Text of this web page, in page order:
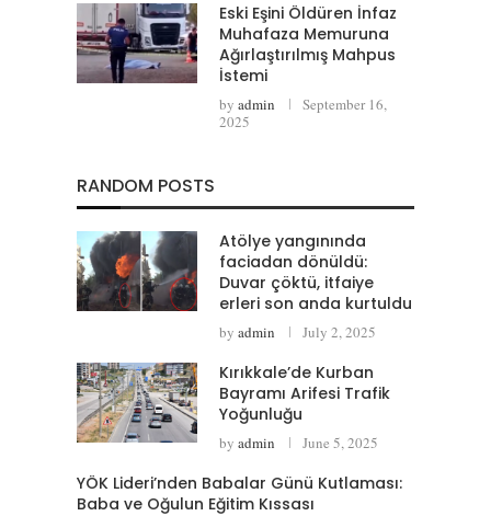
Eski Eşini Öldüren İnfaz
Muhafaza Memuruna
Ağırlaştırılmış Mahpus
İstemi
by admin
September 16,
2025
RANDOM POSTS
Atölye yangınında
faciadan dönüldü:
Duvar çöktü, itfaiye
erleri son anda kurtuldu
by admin July 2, 2025
Kırıkkale’de Kurban
Bayramı Arifesi Trafik
Yoğunluğu
by admin June 5, 2025
YÖK Lideri’nden Babalar Günü Kutlaması:
Baba ve Oğulun Eğitim Kıssası